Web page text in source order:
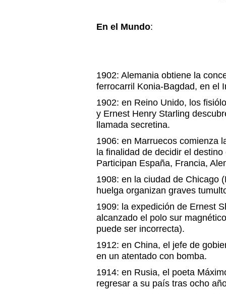
En el Mundo:
1902: Alemania obtiene la
ferrocarril Konia-Bagdad, en el
1902: en Reino Unido, los
y Ernest Henry Starling
llamada secretina.
1906: en Marruecos comienza
la finalidad de decidir el
Participan España, Francia,
1908: en la ciudad de Chicago
huelga organizan graves
1909: la expedición de Ernest
alcanzado el polo sur
puede ser incorrecta).
1912: en China, el jefe de
en un atentado con bomba.
1914: en Rusia, el poeta
regresar a su país tras ocho